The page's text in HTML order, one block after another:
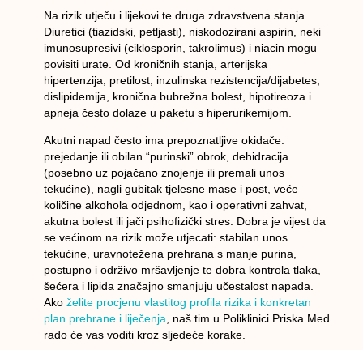
Na rizik utječu i lijekovi te druga zdravstvena stanja.
Diuretici(tiazidski, petljasti), niskodozirani aspirin , neki
imunosupresivi(ciklosporin, takrolimus) i niacin mogu
povisiti urate. Od kroničnih stanja, arterijska
hipertenzija
pretilost, inzulinska rezistencija/dijabetes,
dislipidemija
kronična bubrežna bolest, hipotireoza i
apneja često dolaze u paketu s hiperurikemijom.
Akutni napad često ima prepoznatljive okidače:
prejedanjeili obilan “purinski” obrok, dehidracija
(posebno uz pojačano znojenje ili premali unos
tekućine), nagli gubitak tjelesne masei post, veće
količine alkohola odjednom, kao i operativni zahvat,
akutna bolestili jači psihofizički stres. Dobra je vijest da
se većinom na rizik može utjecati: stabilan unos
tekućine, uravnotežena prehrana s manje purina,
postupno i održivo mršavljenje te dobra kontrola tlaka,
šećera i lipida značajno smanjuju učestalost napada.
Ako želite procjenu vlastitog profila rizika i konkretan
plan prehrane i liječenja, naš tim u Poliklinici Priska Med
rado će vas voditi kroz sljedeće korake.